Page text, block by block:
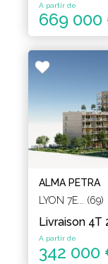
A partir de
669
ALMA PETRA
LYON 7E... (69)
Livraison 4T
A partir de
342 000